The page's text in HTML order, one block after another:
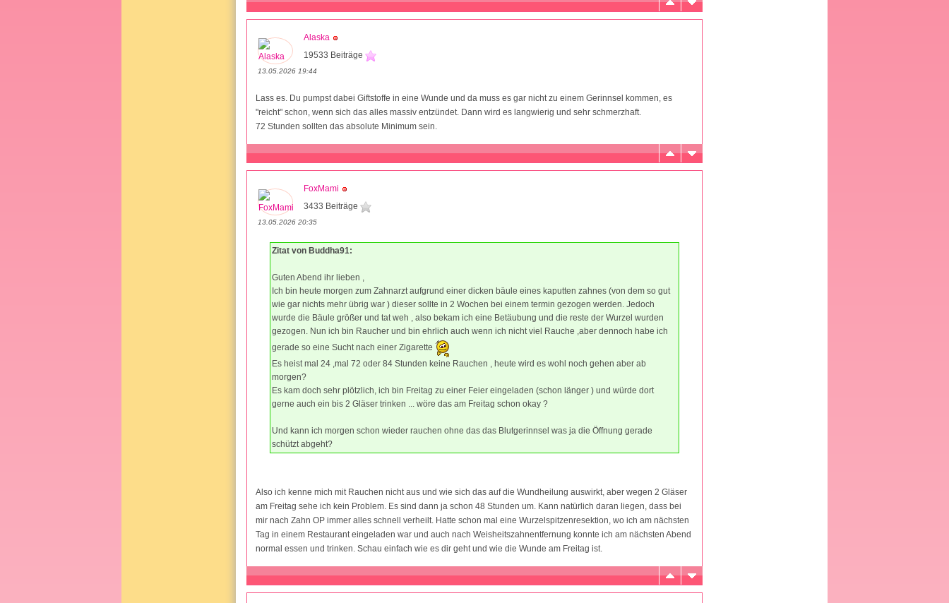
Alaska
19533 Beiträge
13.05.2026 19:44
Lass es. Du pumpst dabei Giftstoffe in eine Wunde und da muss es gar nicht zu einem Gerinnsel kommen, es
"reicht" schon, wenn sich das alles massiv entzündet. Dann wird es langwierig und sehr schmerzhaft.
72 Stunden sollten das absolute Minimum sein.
FoxMami
3433 Beiträge
13.05.2026 20:35
Zitat von Buddha91:
Guten Abend ihr lieben ,
Ich bin heute morgen zum Zahnarzt aufgrund einer dicken bäule eines kaputten zahnes (von dem so gut
wie gar nichts mehr übrig war ) dieser sollte in 2 Wochen bei einem termin gezogen werden. Jedoch
wurde die Bäule größer und tat weh , also bekam ich eine Betäubung und die reste der Wurzel wurden
gezogen. Nun ich bin Raucher und bin ehrlich auch wenn ich nicht viel Rauche ,aber dennoch habe ich
gerade so eine Sucht nach einer Zigarette
Es heist mal 24 ,mal 72 oder 84 Stunden keine Rauchen , heute wird es wohl noch gehen aber ab
morgen?
Es kam doch sehr plötzlich, ich bin Freitag zu einer Feier eingeladen (schon länger ) und würde dort
gerne auch ein bis 2 Gläser trinken ... wöre das am Freitag schon okay ?
Und kann ich morgen schon wieder rauchen ohne das das Blutgerinnsel was ja die Öffnung gerade
schützt abgeht?
Also ich kenne mich mit Rauchen nicht aus und wie sich das auf die Wundheilung auswirkt, aber wegen 2 Gläser
am Freitag sehe ich kein Problem. Es sind dann ja schon 48 Stunden um. Kann natürlich daran liegen, dass bei
mir nach Zahn OP immer alles schnell verheilt. Hatte schon mal eine Wurzelspitzenresektion, wo ich am nächsten
Tag in einem Restaurant eingeladen war und auch nach Weisheitszahnentfernung konnte ich am nächsten Abend
normal essen und trinken. Schau einfach wie es dir geht und wie die Wunde am Freitag ist.